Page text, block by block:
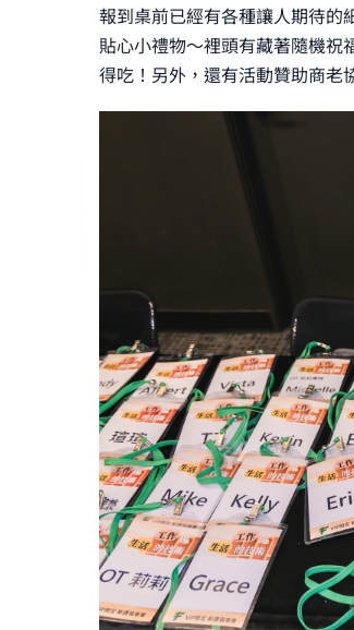
報到桌前已經有各種讓人期待的
貼心小禮物～裡頭有藏著隨機祝
得吃！另外，還有活動贊助商老